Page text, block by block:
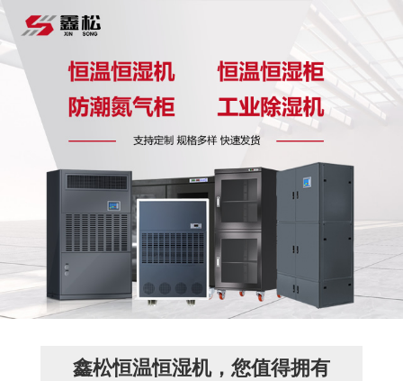
鑫松恒温恒湿机，您值得拥有